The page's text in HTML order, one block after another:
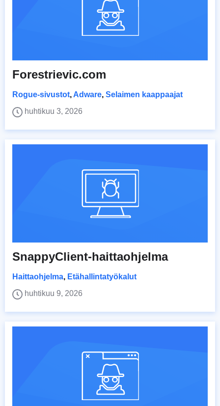
Forestrievic.com
Rogue-sivustot,Adware, Selaimen kaappaajat
huhtikuu 3, 2026
SnappyClient-haittaohjelma
Haittaohjelma, Etähallintatyökalut
huhtikuu 9, 2026